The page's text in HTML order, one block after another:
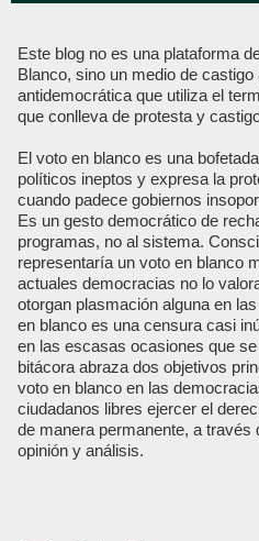
Este blog no es una plataforma
Blanco, sino un medio de
antidemocrática que utiliza el
que conlleva de protesta y
El voto en blanco es una
políticos ineptos y expresa la
cuando padece gobiernos
Es un gesto democrático de
programas, no al sistema.
representaría un voto en blanco
actuales democracias no lo
otorgan plasmación alguna en
en blanco es una censura casi
en las escasas ocasiones que
bitácora abraza dos objetivos
voto en blanco en las
ciudadanos libres ejercer el
de manera permanente, a través
opinión y análisis.